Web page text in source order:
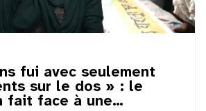
fui avec seulement
sur le dos » : le
fait face à une…